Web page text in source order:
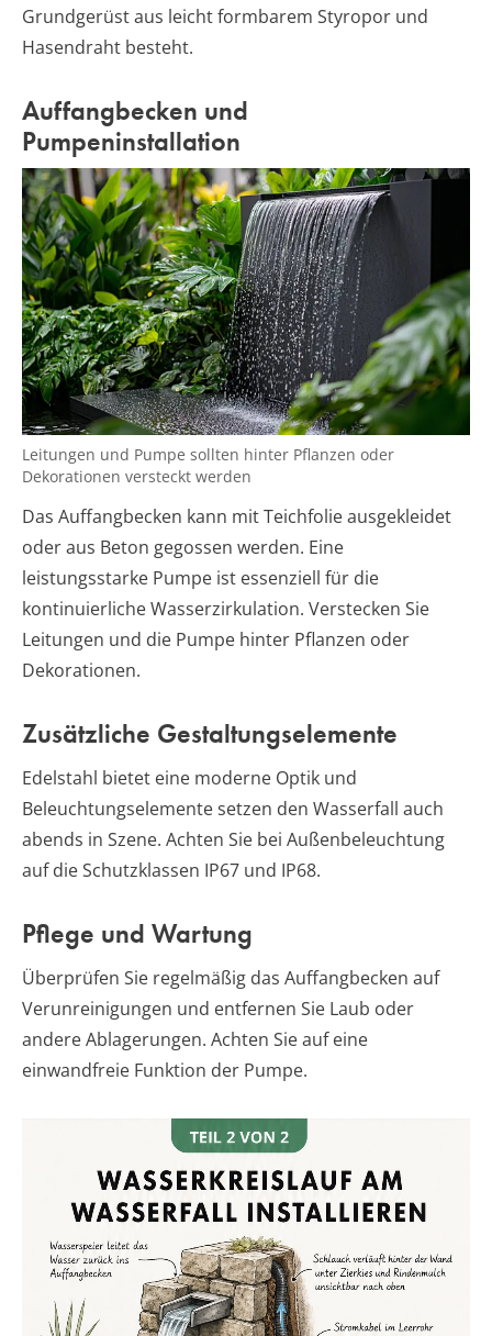
Grundgerüst aus leicht formbarem Styropor und
Hasendraht besteht.
Auffangbecken und
Pumpeninstallation
Leitungen und Pumpe sollten hinter Pflanzen oder
Dekorationen versteckt werden
Das Auffangbecken kann mit Teichfolie ausgekleidet
oder aus Beton gegossen werden. Eine
leistungsstarke Pumpe ist essenziell für die
kontinuierliche Wasserzirkulation. Verstecken Sie
Leitungen und die Pumpe hinter Pflanzen oder
Dekorationen.
Zusätzliche Gestaltungselemente
Edelstahl bietet eine moderne Optik und
Beleuchtungselemente setzen den Wasserfall auch
abends in Szene. Achten Sie bei Außenbeleuchtung
auf die Schutzklassen IP67 und IP68.
Pflege und Wartung
Überprüfen Sie regelmäßig das Auffangbecken auf
Verunreinigungen und entfernen Sie Laub oder
andere Ablagerungen. Achten Sie auf eine
einwandfreie Funktion der Pumpe.